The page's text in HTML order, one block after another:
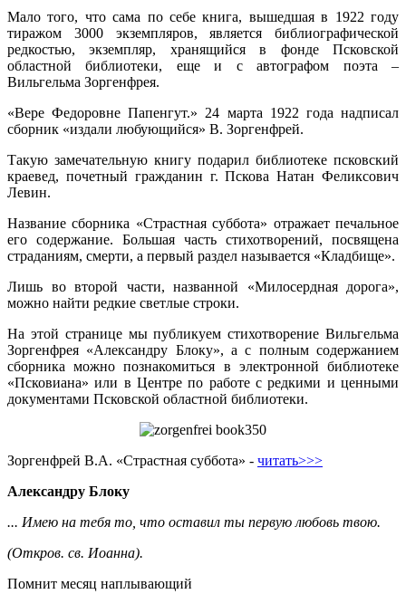
Мало того, что сама по себе книга, вышедшая в 1922 году
тиражом 3000 экземпляров, является библиографической
редкостью, экземпляр, хранящийся в фонде Псковской
областной библиотеки, еще и с автографом поэта –
Вильгельма Зоргенфрея.
«Вере Федоровне Папенгут.» 24 марта 1922 года надписал
сборник «издали любующийся» В. Зоргенфрей.
Такую замечательную книгу подарил библиотеке псковский
краевед, почетный гражданин г. Пскова Натан Феликсович
Левин.
Название сборника «Страстная суббота» отражает печальное
его содержание. Большая часть стихотворений, посвящена
страданиям, смерти, а первый раздел называется «Кладбище».
Лишь во второй части, названной «Милосердная дорога»,
можно найти редкие светлые строки.
На этой странице мы публикуем стихотворение Вильгельма
Зоргенфрея «Александру Блоку», а с полным содержанием
сборника можно познакомиться в электронной библиотеке
«Псковиана» или в Центре по работе с редкими и ценными
документами Псковской областной библиотеки.
Зоргенфрей В.А. «Страстная суббота» - читать>>>
Александру Блоку
... Имею на тебя то, что оставил ты первую любовь твою.
(Откров. св. Иоанна).
Помнит месяц наплывающий